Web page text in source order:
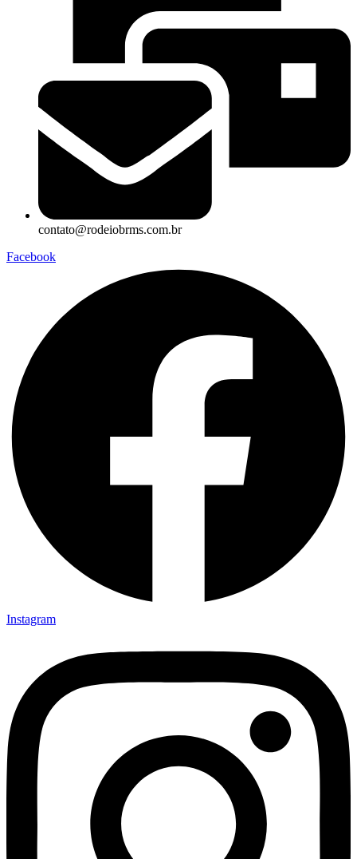
contato@rodeiobrms.com.br
Facebook
Instagram